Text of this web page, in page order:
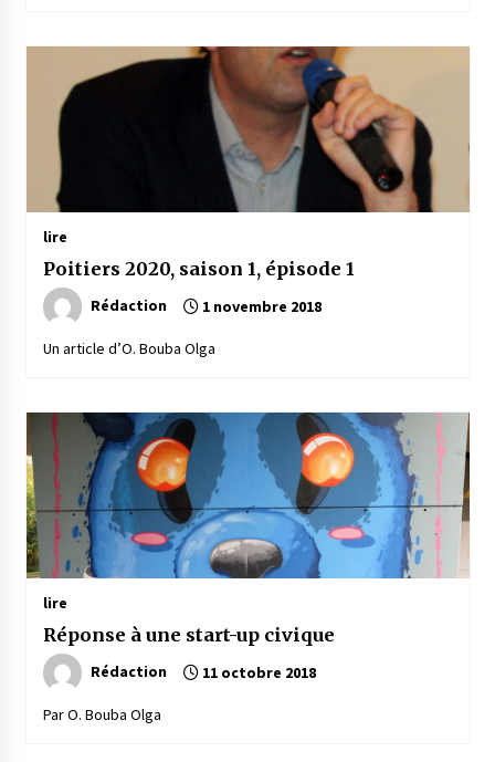
lire
Poitiers 2020, saison 1, épisode 1
Rédaction 1 novembre 2018
Un article d’O. Bouba Olga
lire
Réponse à une start-up civique
Rédaction 11 octobre 2018
Par O. Bouba Olga